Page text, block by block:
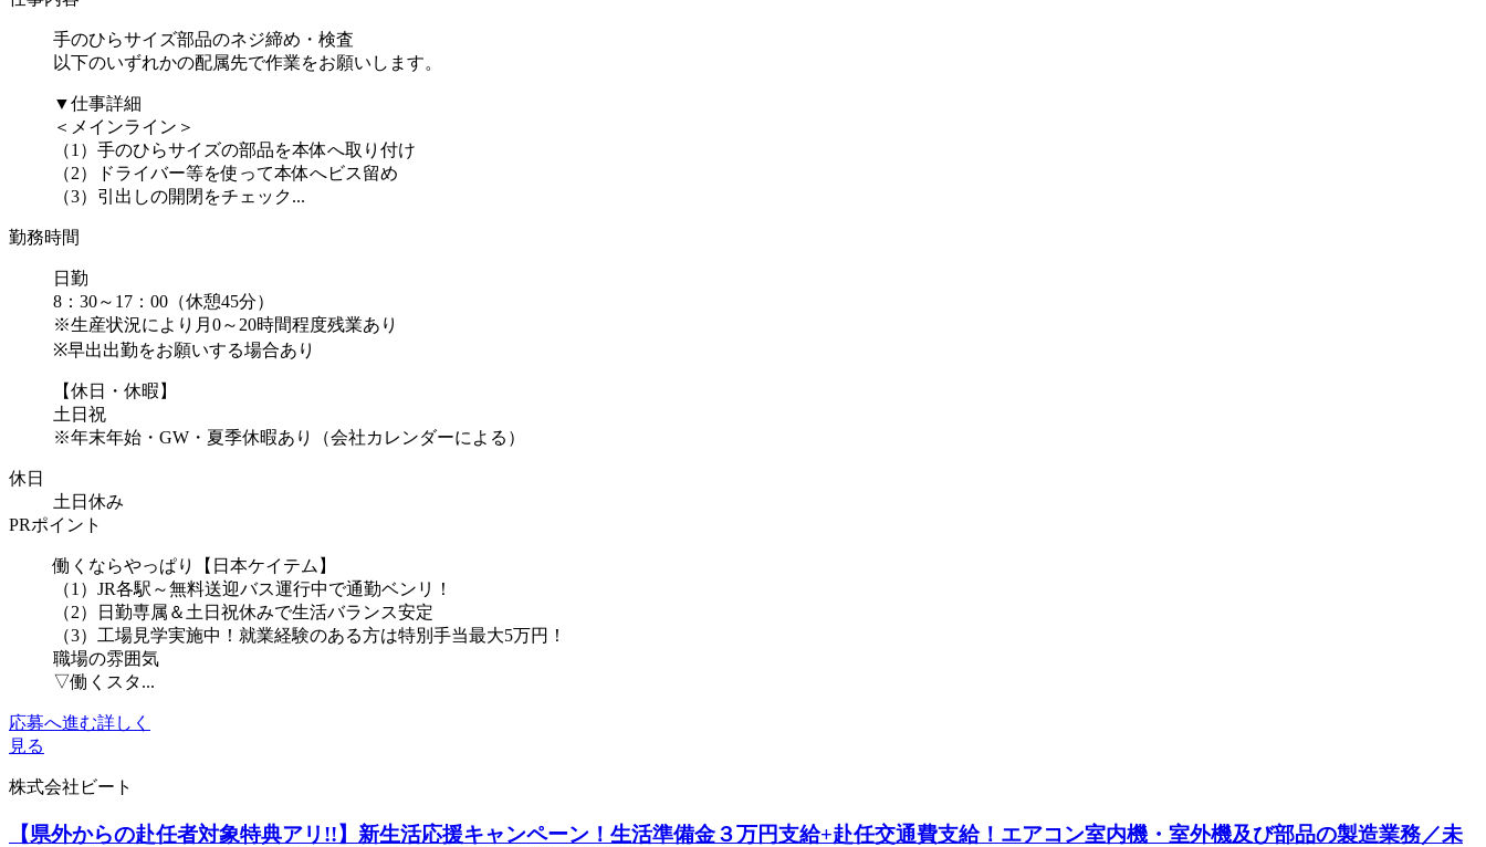
手のひらサイズ部品のネジ締め・検査
以下のいずれかの配属先で作業をお願いします。
▼仕事詳細
＜メインライン＞
（1）手のひらサイズの部品を本体へ取り付け
（2）ドライバー等を使って本体へビス留め
（3）引出しの開閉をチェック...
勤務時間
日勤
8：30～17：00（休憩45分）
※生産状況により月0～20時間程度残業あり
※早出出勤をお願いする場合あり
【休日・休暇】
土日祝
※年末年始・GW・夏季休暇あり（会社カレンダーによる）
休日
土日休み
PRポイント
働くならやっぱり【日本ケイテム】
（1）JR各駅～無料送迎バス運行中で通勤ベンリ！
（2）日勤専属＆土日祝休みで生活バランス安定
（3）工場見学実施中！就業経験のある方は特別手当最大5万円！
職場の雰囲気
▽働くスタ...
応募へ進む詳しく
見る
株式会社ビート
【県外からの赴任者対象特典アリ!!】新生活応援キャンペーン！生活準備金３万円支給+赴任交通費支給！エアコン室内機・室外機及び部品の製造業務／未